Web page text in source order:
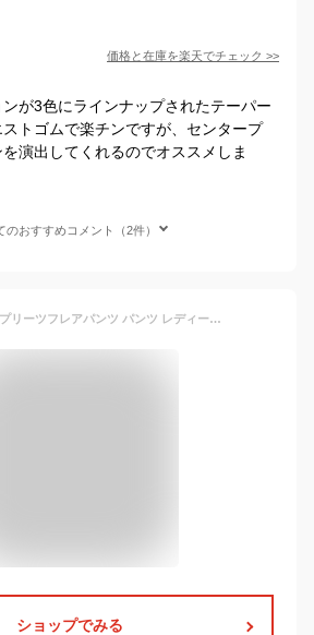
価格と在庫を楽天でチェック >>
が3色にラインナップされたテーパー
ストゴムで楽チンですが、センタープ
演出してくれるのでオススメしま
のおすすめコメント（2件）
高レビューitem プリーツフレアパンツ パンツ レディース ボトムス 送料無料・再再販。メール便不可
ショップでみる